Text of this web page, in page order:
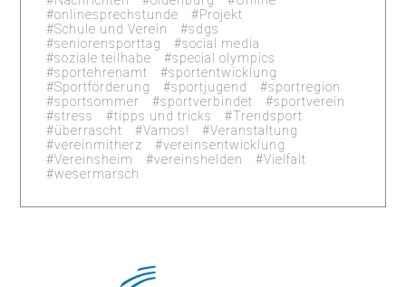
onlinesprechstunde
Projekt
Schule und Verein
sdgs
seniorensporttag
social media
soziale teilhabe
special olympics
sportehrenamt
sportentwicklung
Sportförderung
sportjugend
sportregion
sportsommer
sportverbindet
sportverein
stress
tipps und tricks
Trendsport
überrascht
Vamos!
Veranstaltung
vereinmitherz
vereinsentwicklung
Vereinsheim
vereinshelden
Vielfalt
wesermarsch